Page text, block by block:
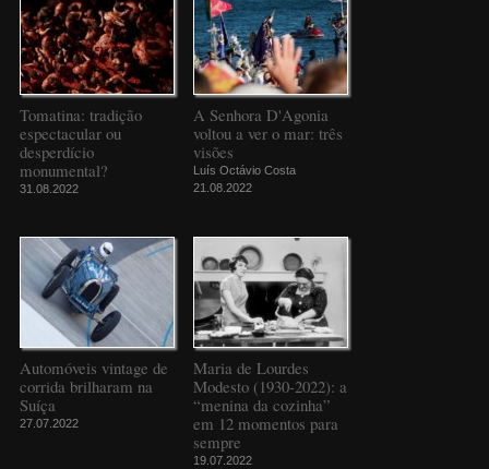
Tomatina: tradição
espectacular ou
desperdício
monumental?
31.08.2022
A Senhora D'Agonia
voltou a ver o mar: três
visões
Luís Octávio Costa
21.08.2022
Automóveis vintage de
corrida brilharam na
Suíça
27.07.2022
Maria de Lourdes
Modesto (1930-2022): a
“menina da cozinha”
em 12 momentos para
sempre
19.07.2022